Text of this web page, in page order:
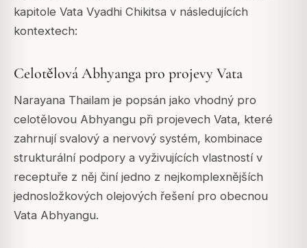
kapitole Vata Vyadhi Chikitsa v následujících
kontextech:
Celotělová Abhyanga pro projevy Vata
Narayana Thailam je popsán jako vhodný pro
celotělovou Abhyangu při projevech Vata, které
zahrnují svalový a nervový systém, kombinace
strukturální podpory a vyživujících vlastností v
receptuře z něj činí jedno z nejkomplexnějších
jednosložkových olejových řešení pro obecnou
Vata Abhyangu.